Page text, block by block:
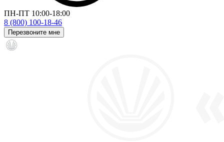
ПН-ПТ 10:00-18:00
8 (800) 100-18-46
Перезвоните мне